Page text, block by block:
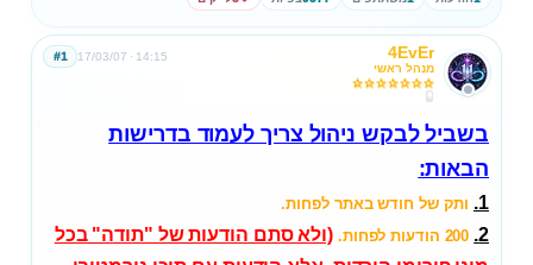
4EvEr
מנהל ראשי
17/03/07 14:15
#1
בשביל לבקש ניהול צריך לעמוד בדרישות
הבאות:
1. ותק של חודש באתר לפחות.
2.
(ולא סתם הודעות של "תודה" בכל